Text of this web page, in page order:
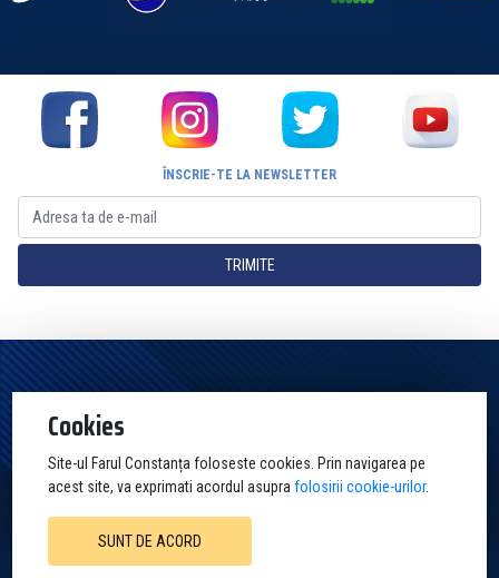
ÎNSCRIE-TE LA NEWSLETTER
TRIMITE
Cookies
Site-ul Farul Constanța foloseste cookies. Prin navigarea pe
acest site, va exprimati acordul asuprafolosirii cookie-urilor.
SUNT DE ACORD